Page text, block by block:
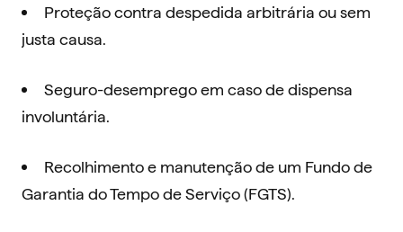
Proteção contra despedida arbitrária ou sem
justa causa.
Seguro-desemprego em caso de dispensa
involuntária.
Recolhimento e manutenção de um Fundo de
Garantia do Tempo de Serviço (FGTS).